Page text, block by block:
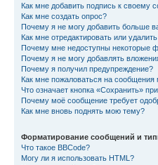
Как мне добавить подпись к своему
Как мне создать опрос?
Почему я не могу добавить больше
Как мне отредактировать или
Почему мне недоступны некоторые
Почему я не могу добавлять
Почему я получил предупреждение?
Как мне пожаловаться на сообщения
Что означает кнопка «Сохранить»
Почему моё сообщение требует
Как мне вновь поднять мою тему?
Форматирование сообщений и
Что такое BBCode?
Могу ли я использовать HTML?